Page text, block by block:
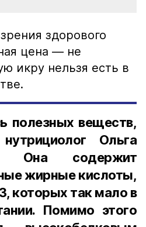
здорового
цена — не
икру нельзя есть в
полезных веществ,
Ольга
Она содержит
жирные кислоты,
которых так мало в
Помимо этого